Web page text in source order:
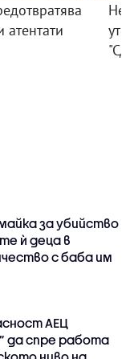
за убийство
ѝ деца в
с баба им
АЕЦ
да спре работа